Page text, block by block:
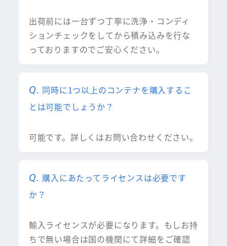
出荷前には一台ずつ丁寧に洗浄・コンディ
ションチェックをしてから積み込みを行な
っておりますのでご安心ください。
同時に1つ以上のコンテナを購入するこ
とは可能でしょうか？
可能です。詳しくはお問い合わせください。
購入にあたってライセンスは必要です
か？
輸入ライセンスが必要になります。もしお持
ちで無い場合は国の機関にて詳細をご確認